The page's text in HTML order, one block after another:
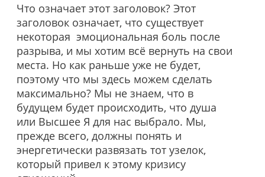
Что означает этот заголовок? Этот
заголовок означает, что существует
некоторая эмоциональная боль после
разрыва, и мы хотим всё вернуть на свои
места. Но как раньше уже не будет,
поэтому что мы здесь можем сделать
максимально? Мы не знаем, что в
будущем будет происходить, что душа
или Высшее Я для нас выбрало. Мы,
прежде всего, должны понять и
энергетически развязать тот узелок,
который привел к этому кризису